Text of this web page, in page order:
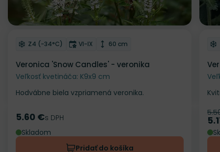
Odober do zoznamu želaní
Mrazuvzdornosť
Z4 (-34°C) Doba kvitnutia
VI-IX Výška rastliny
60 cm
Veronica 'Snow Candles' - veronika
Veľkosť kvetináča: K9x9 cm
Hodvábne biela vzpriamená veronika.
Cena
5.60 €s DPH
Skladom
Pridať do košíka